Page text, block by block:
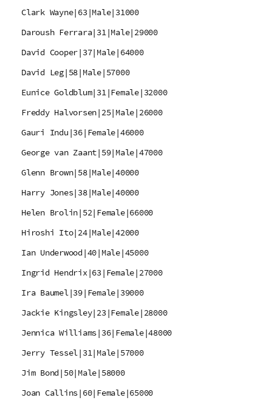
Clark Wayne|63|Male|31000
Daroush Ferrara|31|Male|29000
David Cooper|37|Male|64000
David Leg|58|Male|57000
Eunice Goldblum|31|Female|32000
Freddy Halvorsen|25|Male|26000
Gauri Indu|36|Female|46000
George van Zaant|59|Male|47000
Glenn Brown|58|Male|40000
Harry Jones|38|Male|40000
Helen Brolin|52|Female|66000
Hiroshi Ito|24|Male|42000
Ian Underwood|40|Male|45000
Ingrid Hendrix|63|Female|27000
Ira Baumel|39|Female|39000
Jackie Kingsley|23|Female|28000
Jennica Williams|36|Female|48000
Jerry Tessel|31|Male|57000
Jim Bond|50|Male|58000
Joan Callins|60|Female|65000